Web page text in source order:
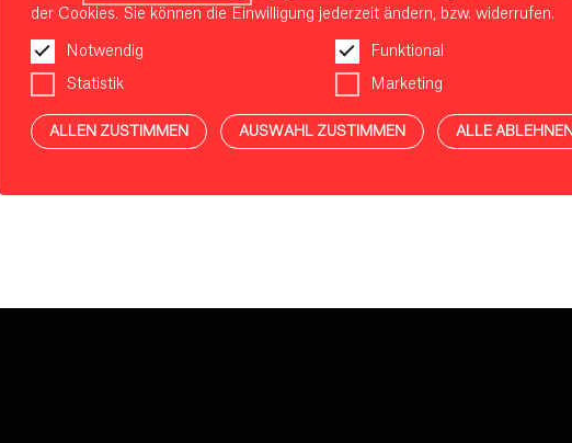
der Cookies. Sie können die Einwilligung jederzeit ändern, bzw. widerrufen.
Notwendig Funktional
Statistik Marketing
ALLEN ZUSTIMMEN AUSWAHL ZUSTIMMEN ALLE ABLEHNEN